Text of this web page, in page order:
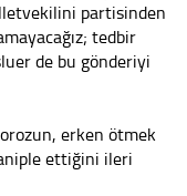
partisinden
tedbir
de bu gönderiyi
erken ötmek
ettiğini ileri